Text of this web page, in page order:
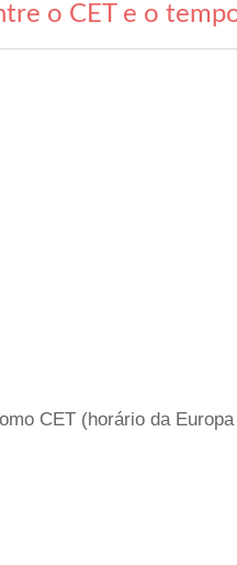
o CET e o
CET (horário da